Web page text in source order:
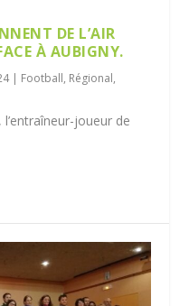
DE L’AIR
À AUBIGNY.
| Football, Régional,
joueur de